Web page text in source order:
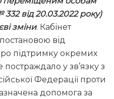
від 20.03.2022 року)
зміни. Кабінет
від
підтримку окремих
у зв’язку з
Федерації проти
допомога за